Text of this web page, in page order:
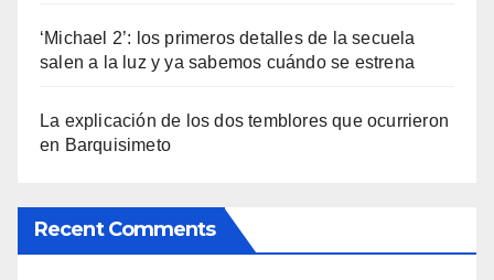
‘Michael 2’: los primeros detalles de la secuela
salen a la luz y ya sabemos cuándo se estrena
La explicación de los dos temblores que ocurrieron
en Barquisimeto
Recent Comments